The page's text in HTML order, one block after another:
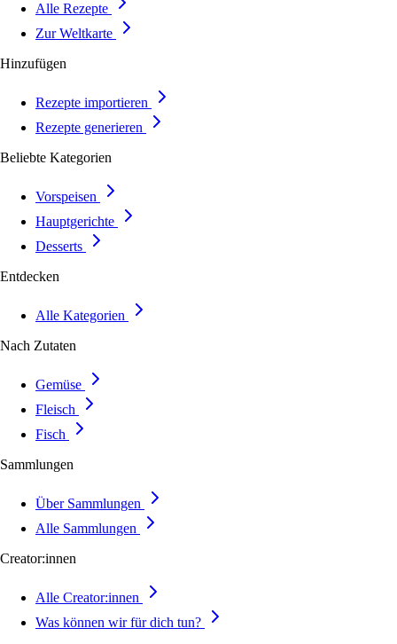
Alle Rezepte
Zur Weltkarte
Hinzufügen
Rezepte importieren
Rezepte generieren
Beliebte Kategorien
Vorspeisen
Hauptgerichte
Desserts
Entdecken
Alle Kategorien
Nach Zutaten
Gemüse
Fleisch
Fisch
Sammlungen
Über Sammlungen
Alle Sammlungen
Creator:innen
Alle Creator:innen
Was können wir für dich tun?